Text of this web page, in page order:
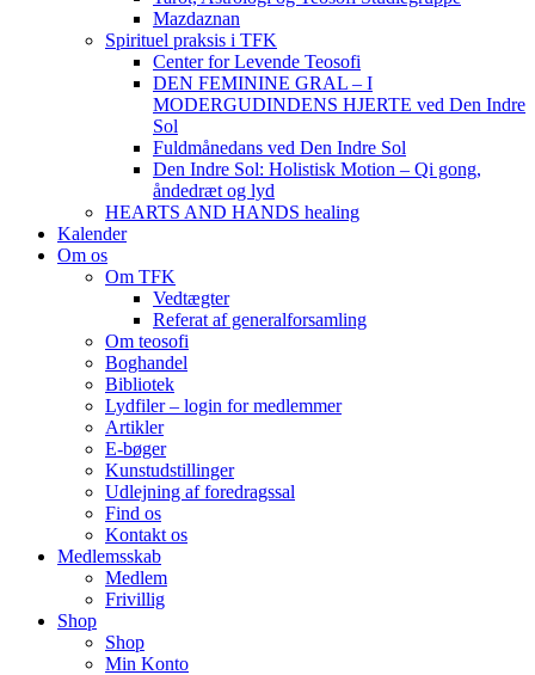
Mazdaznan
Spirituel praksis i TFK
Center for Levende Teosofi
DEN FEMININE GRAL – I
MODERGUDINDENS HJERTE ved Den Indre
Sol
Fuldmånedans ved Den Indre Sol
Den Indre Sol: Holistisk Motion – Qi gong,
åndedræt og lyd
HEARTS AND HANDS healing
Kalender
Om os
Om TFK
Vedtægter
Referat af generalforsamling
Om teosofi
Boghandel
Bibliotek
Lydfiler – login for medlemmer
Artikler
E-bøger
Kunstudstillinger
Udlejning af foredragssal
Find os
Kontakt os
Medlemsskab
Medlem
Frivillig
Shop
Shop
Min Konto